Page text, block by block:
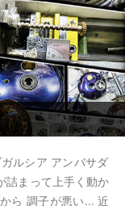
ルシア アンバサダ
詰まって上手く動か
ら 調子が悪い... 近